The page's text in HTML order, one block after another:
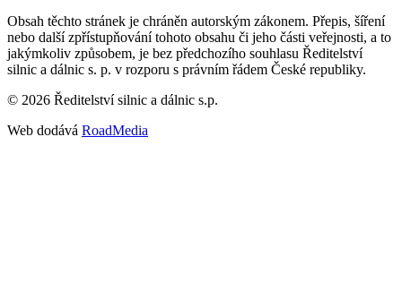
Obsah těchto stránek je chráněn autorským zákonem. Přepis, šíření
nebo další zpřístupňování tohoto obsahu či jeho části veřejnosti, a to
jakýmkoliv způsobem, je bez předchozího souhlasu Ředitelství
silnic a dálnic s. p. v rozporu s právním řádem České republiky.
© 2026 Ředitelství silnic a dálnic s.p.
Web dodává RoadMedia